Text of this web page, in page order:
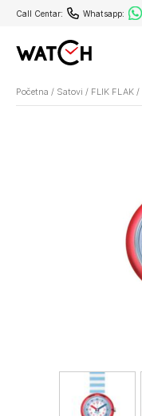
Call Centar: Whatsapp:
Početna / Satovi / FLIK FLAK /